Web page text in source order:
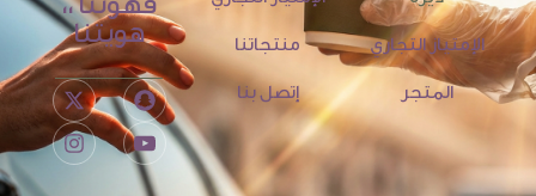
هويتنا
الإمتياز التجاري
المتجر
منتجاتنا
إتصل بنا